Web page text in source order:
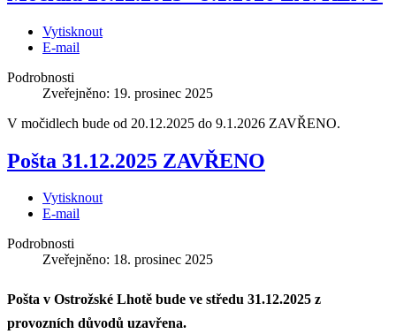
Vytisknout
E-mail
Podrobnosti
Zveřejněno: 19. prosinec 2025
V močidlech bude od 20.12.2025 do 9.1.2026 ZAVŘENO.
Pošta 31.12.2025 ZAVŘENO
Vytisknout
E-mail
Podrobnosti
Zveřejněno: 18. prosinec 2025
Pošta v Ostrožské Lhotě bude ve středu 31.12.2025 z
provozních důvodů uzavřena.